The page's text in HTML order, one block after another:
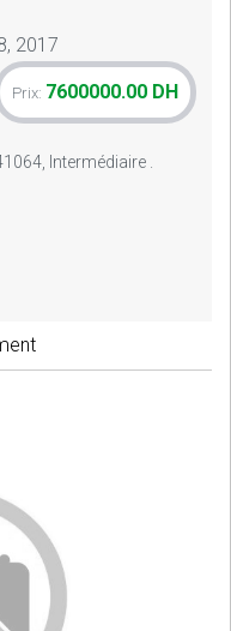
2017
Prix: 7600000.00 DH
Intermédiaire .